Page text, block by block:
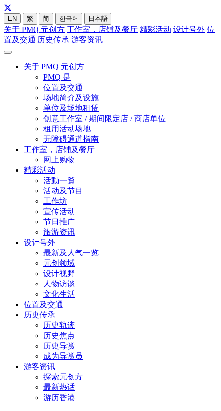
EN 繁 简 한국어 日本語
关于 PMQ 元创方 工作室，店铺及餐厅 精彩活动 设计号外 位
置及交通 历史传承 游客资讯
关于 PMQ 元创方
PMQ 是
位置及交通
场地简介及设施
单位及场地租赁
创意工作室 / 期间限定店 / 商店单位
租用活动场地
无障碍通道指南
工作室，店铺及餐厅
网上购物
精彩活动
活動一覧
活动及节目
工作坊
宣传活动
节日推广
旅游资讯
设计号外
最新及人气一览
元创领域
设计视野
人物访谈
文化生活
位置及交通
历史传承
历史轨迹
历史焦点
历史导赏
成为导赏员
游客资讯
探索元创方
最新热话
游历香港